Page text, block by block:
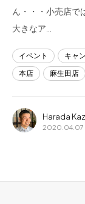
ん・・・小売店で
大きなア…
イベント
キャ
本店
麻生田店
Harada
2020.04.07